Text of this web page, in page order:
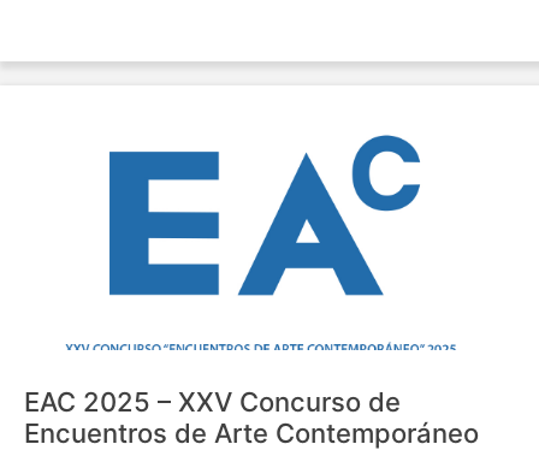
EAC 2025 – XXV Concurso de
Encuentros de Arte Contemporáneo